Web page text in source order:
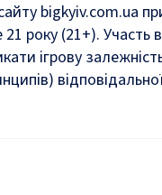
bigkyiv.com.ua
року (21+). Участь
ігрову